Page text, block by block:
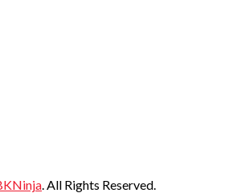
. All Rights Reserved.